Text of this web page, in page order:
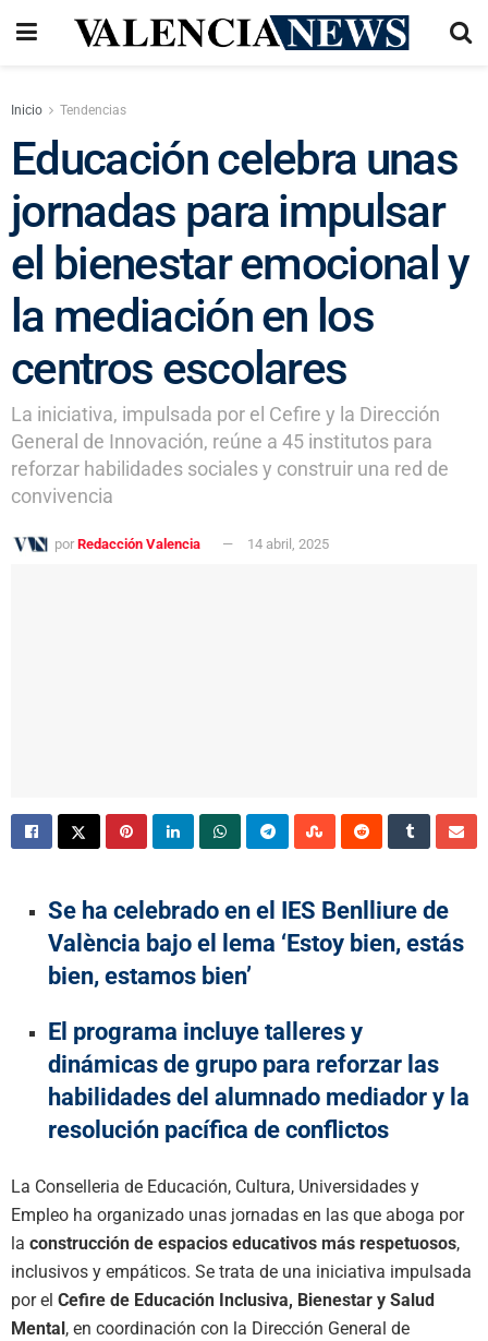
Inicio Tendencias
Educación celebra unas
jornadas para impulsar
el bienestar emocional y
la mediación en los
centros escolares
La iniciativa, impulsada por el Cefire y la Dirección
General de Innovación, reúne a 45 institutos para
reforzar habilidades sociales y construir una red de
convivencia
por Redacción Valencia 14 abril, 2025
Se ha celebrado en el IES Benlliure de
València bajo el lema ‘Estoy bien, estás
bien, estamos bien’
El programa incluye talleres y
dinámicas de grupo para reforzar las
habilidades del alumnado mediador y la
resolución pacífica de conflictos
La Conselleria de Educación, Cultura, Universidades y
Empleo ha organizado unas jornadas en las que aboga por
la construcción de espacios educativos más respetuosos,
inclusivos y empáticos. Se trata de una iniciativa impulsada
por el Cefire de Educación Inclusiva, Bienestar y Salud
Mental , en coordinación con la Dirección General de